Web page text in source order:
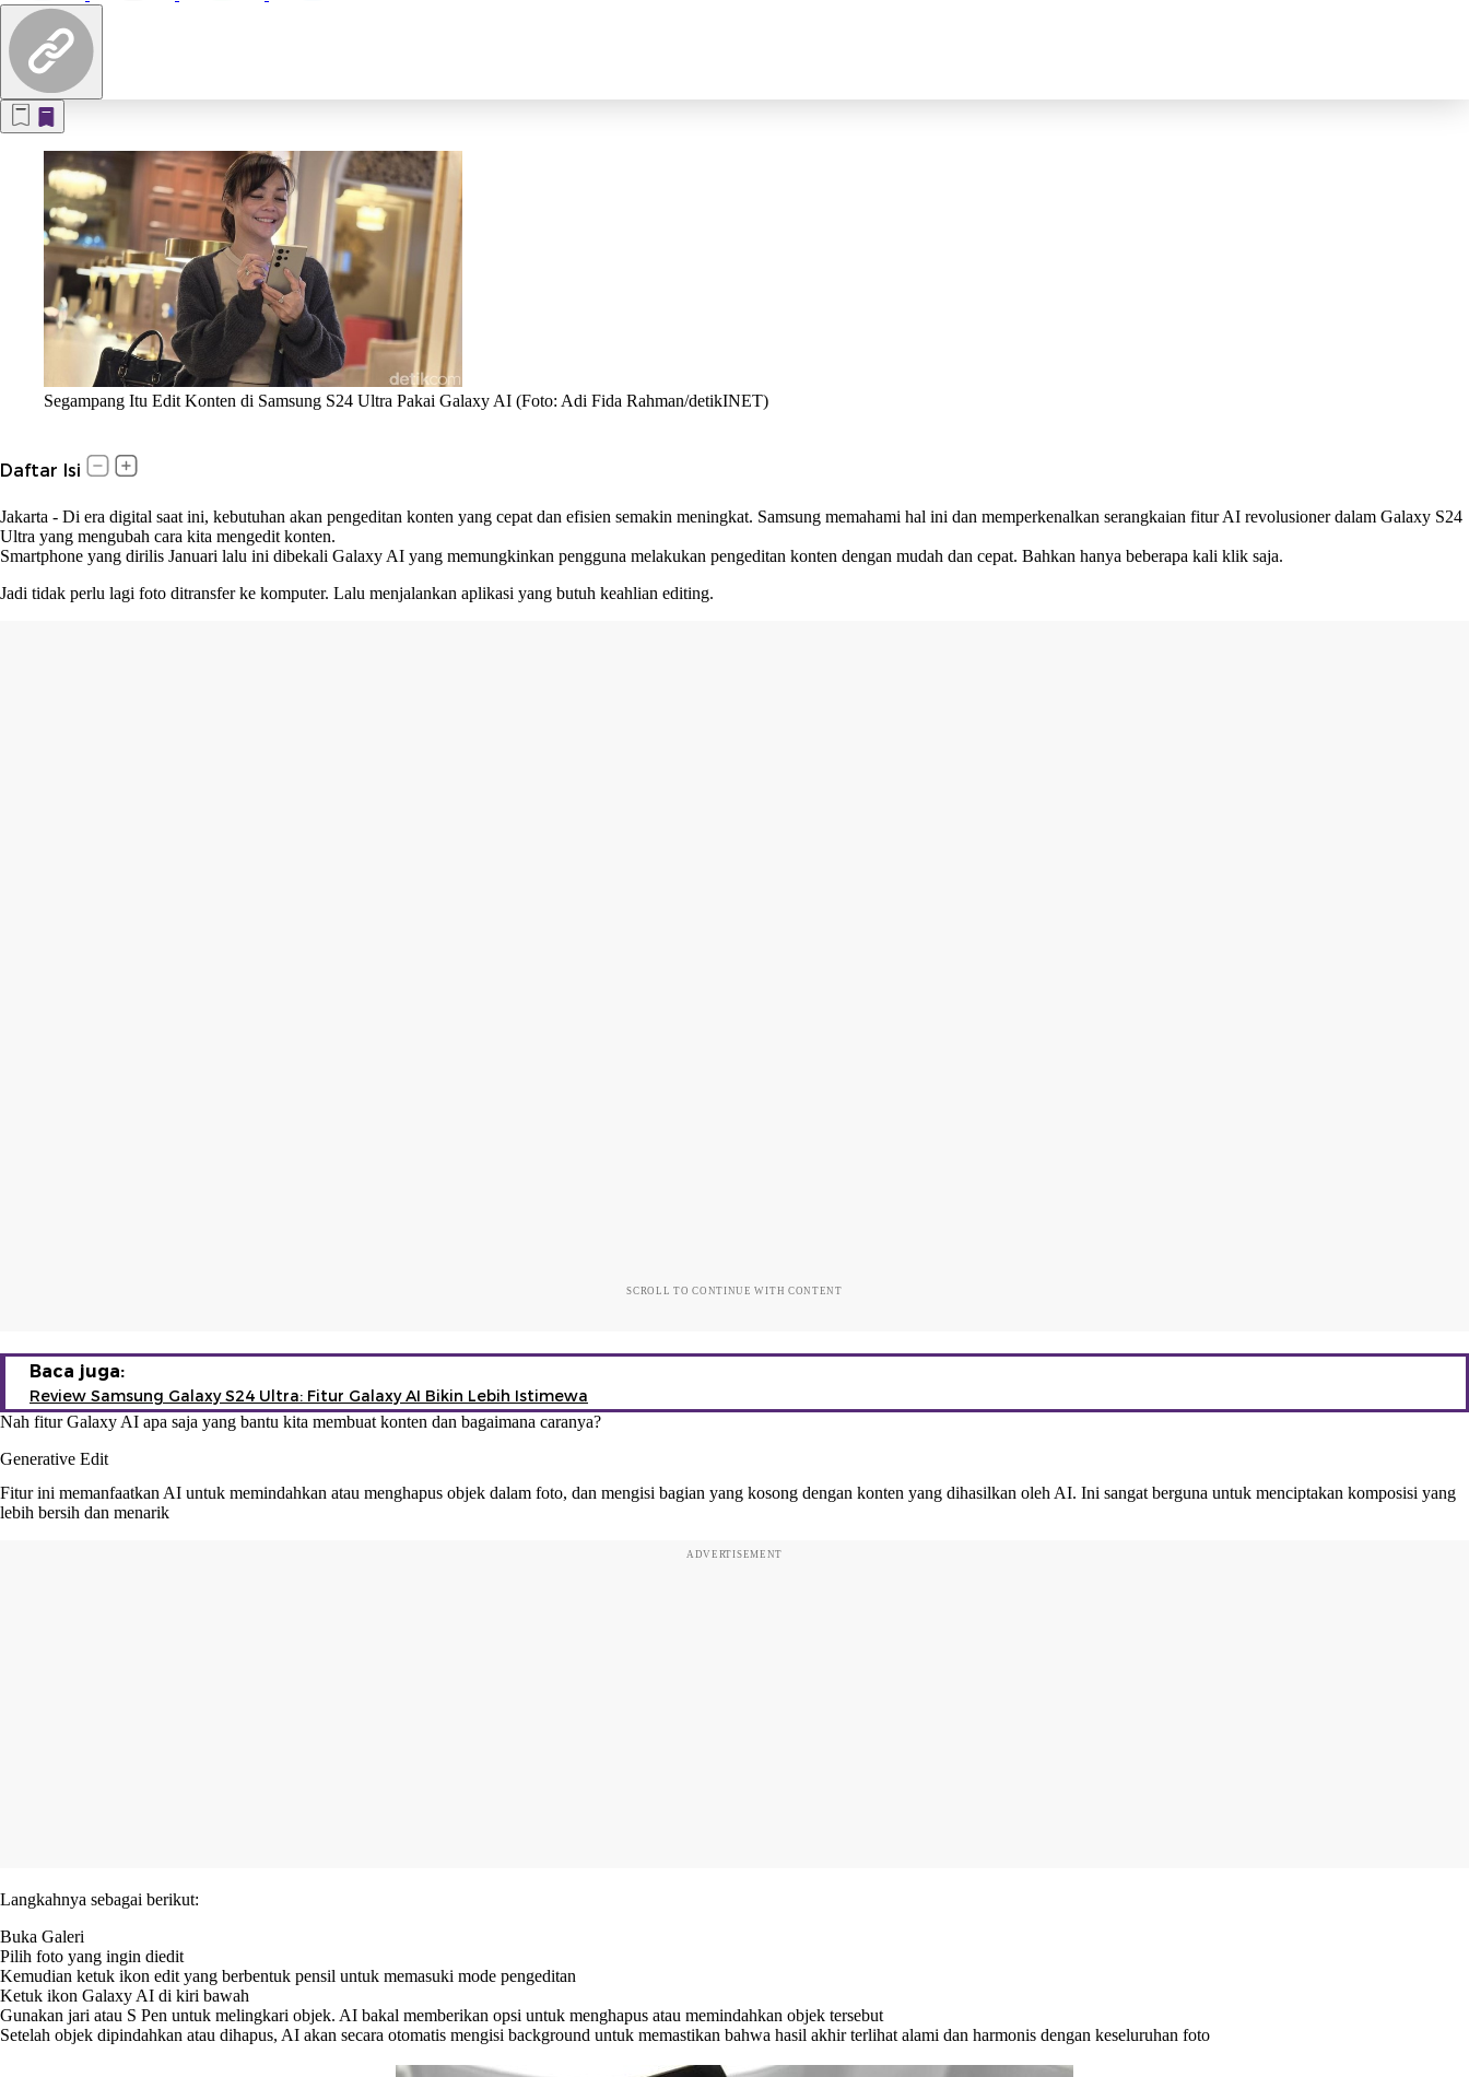
Segampang Itu Edit Konten di Samsung S24 Ultra Pakai Galaxy AI (Foto: Adi Fida Rahman/detikINET)
Daftar Isi
Jakarta - Di era digital saat ini, kebutuhan akan pengeditan konten yang cepat dan efisien semakin meningkat. Samsung memahami hal ini dan memperkenalkan serangkaian fitur AI revolusioner dalam Galaxy S24
Ultra yang mengubah cara kita mengedit konten.
Smartphone yang dirilis Januari lalu ini dibekali Galaxy AI yang memungkinkan pengguna melakukan pengeditan konten dengan mudah dan cepat. Bahkan hanya beberapa kali klik saja.
Jadi tidak perlu lagi foto ditransfer ke komputer. Lalu menjalankan aplikasi yang butuh keahlian editing.
SCROLL TO CONTINUE WITH CONTENT
Baca juga:
Review Samsung Galaxy S24 Ultra: Fitur Galaxy AI Bikin Lebih Istimewa
Nah fitur Galaxy AI apa saja yang bantu kita membuat konten dan bagaimana caranya?
Generative Edit
Fitur ini memanfaatkan AI untuk memindahkan atau menghapus objek dalam foto, dan mengisi bagian yang kosong dengan konten yang dihasilkan oleh AI. Ini sangat berguna untuk menciptakan komposisi yang
lebih bersih dan menarik
ADVERTISEMENT
Langkahnya sebagai berikut:
Buka Galeri
Pilih foto yang ingin diedit
Kemudian ketuk ikon edit yang berbentuk pensil untuk memasuki mode pengeditan
Ketuk ikon Galaxy AI di kiri bawah
Gunakan jari atau S Pen untuk melingkari objek. AI bakal memberikan opsi untuk menghapus atau memindahkan objek tersebut
Setelah objek dipindahkan atau dihapus, AI akan secara otomatis mengisi background untuk memastikan bahwa hasil akhir terlihat alami dan harmonis dengan keseluruhan foto